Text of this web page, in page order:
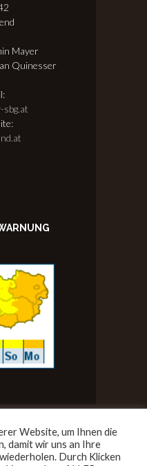
Mayer
Quinesser
sbg.at
Website, um Ihnen die
damit wir uns an Ihre
Durch Klicken